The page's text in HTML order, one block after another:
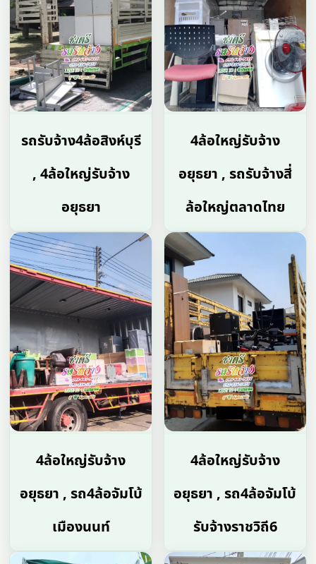
รถรับจ้าง4ล้อสิงห์บุรี
, 4ล้อใหญ่รับจ้าง
อยุธยา
4ล้อใหญ่รับจ้าง
อยุธยา , รถรับจ้างสี่
ล้อใหญ่ตลาดไทย
4ล้อใหญ่รับจ้าง
อยุธยา , รถ4ล้อจัมโบ้
เมืองนนท์
4ล้อใหญ่รับจ้าง
อยุธยา , รถ4ล้อจัมโบ้
รับจ้างราชวิถี6